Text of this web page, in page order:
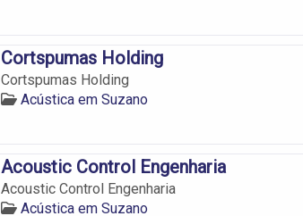
Cortspumas Holding
Cortspumas Holding
Acústica em Suzano
Acoustic Control Engenharia
Acoustic Control Engenharia
Acústica em Suzano